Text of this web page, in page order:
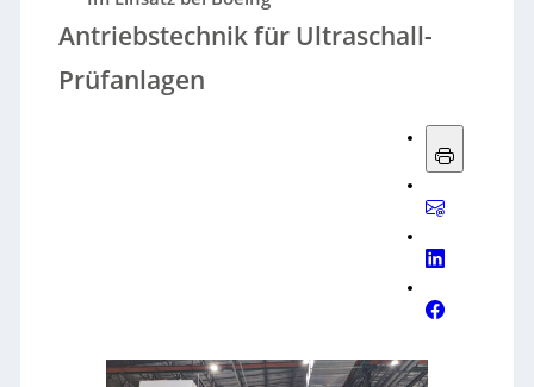
Antriebstechnik für Ultraschall-
Prüfanlagen